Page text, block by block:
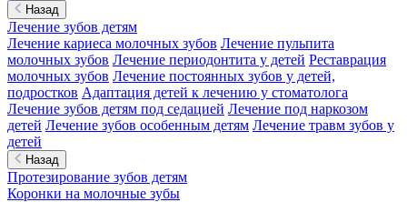
Назад
Лечение зубов детям
Лечение кариеса молочных зубов Лечение пульпита
молочных зубов Лечение периодонтита у детей Реставрация
молочных зубов Лечение постоянных зубов у детей,
подростков Адаптация детей к лечению у стоматолога
Лечение зубов детям под седацией Лечение под наркозом
детей Лечение зубов особенным детям Лечение травм зубов у
детей
Назад
Протезирование зубов детям
Коронки на молочные зубы